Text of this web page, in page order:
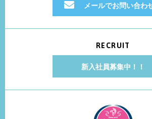
メールでお問い合わ
RECRUIT
新入社員募集中！！